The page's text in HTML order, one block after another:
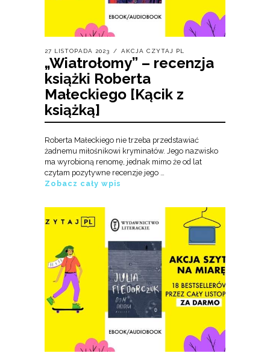
27 LISTOPADA 2023 AKCJA CZYTAJ PL
„Wiatrołomy” – recenzja
książki Roberta
Małeckiego [Kącik z
książką]
Roberta Małeckiego nie trzeba przedstawiać
żadnemu miłośnikowi kryminałów. Jego nazwisko
ma wyrobioną renomę, jednak mimo że od lat
czytam pozytywne recenzje jego …
Zobacz cały wpis